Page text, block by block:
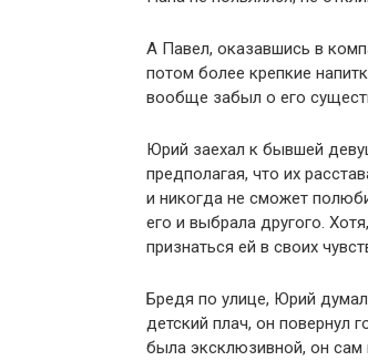
А Павел, оказавшись в
потом более крепкие
вообще забыл о его
Юрий заехал к бывшей
предполагая, что их
и никогда не сможет
его и выбрала другого.
признаться ей в своих
Бредя по улице, Юрий
детский плач, он повернул
была эксклюзивной, он